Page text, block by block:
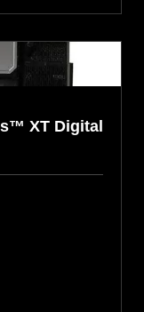
XT Digital